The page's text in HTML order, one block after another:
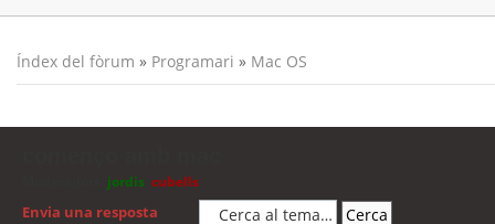
Índex del fòrum » Programari » Mac OS
jordis cubells
Envia una resposta